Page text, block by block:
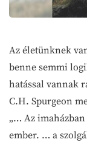
Az életünknek
benne semmi
hatással vannak
C.H. Spurgeon
„… Az
ember. … a